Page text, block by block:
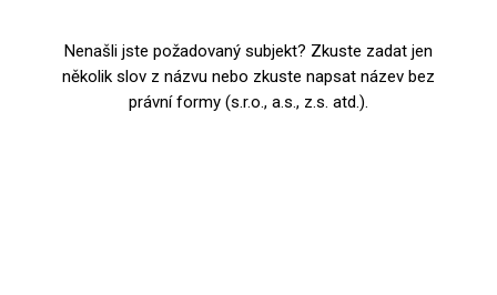
Nenašli jste požadovaný subjekt? Zkuste zadat jen
několik slov z názvu nebo zkuste napsat název bez
právní formy (s.r.o., a.s., z.s. atd.).